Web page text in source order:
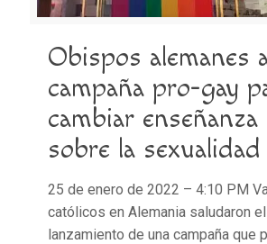
Obispos alemanes
campaña pro-gay
cambiar enseñanza
sobre la sexualidad
25 de enero de 2022 – 4:10 PM
católicos en Alemania saludaron
lanzamiento de una campaña que